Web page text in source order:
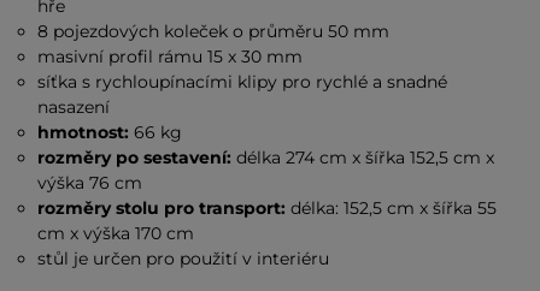
hře
8 pojezdových koleček o průměru 50 mm
masivní profil rámu 15 x 30 mm
síťka s rychloupínacími klipy pro rychlé a snadné
nasazení
hmotnost: 66 kg
rozměry po sestavení: délka 274 cm x šířka 152,5 cm x
výška 76 cm
rozměry stolu pro transport: délka: 152,5 cm x šířka 55
cm x výška 170 cm
stůl je určen pro použití v interiéru